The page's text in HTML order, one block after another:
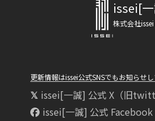
issei[
株式会社issei
更新情報はissei公式SNSでもお知らせ
issei[一誠] 公式 X（旧
issei[一誠] 公式 Facebook